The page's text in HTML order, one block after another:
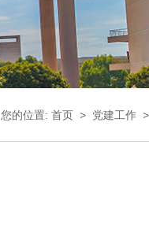
您的位置:首页 > 党建工作 >